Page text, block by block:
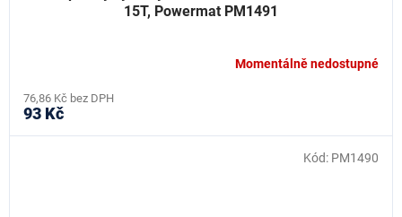
15T, Powermat PM1491
Momentálně nedostupné
76,86 Kč bez DPH
93 Kč
Kód: PM1490